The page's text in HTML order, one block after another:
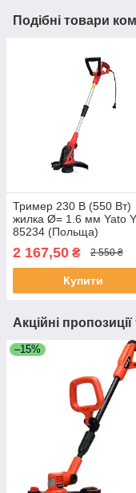
Подібні товари
Тример 230 В (550 Вт)
жилка Ø= 1.6 мм Yato
85234 (Польща)
2 167,50 ₴ 2 550 ₴
Купити
Акційні
–15%